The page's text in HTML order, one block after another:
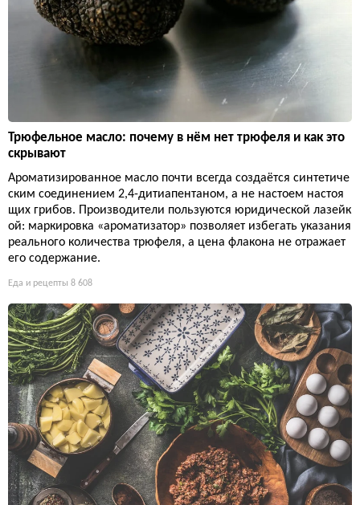
Трюфельное масло: почему в нём нет трюфеля и как это
скрывают
Ароматизированное масло почти всегда создаётся синтетиче
ским соединением 2,4-дитиапентаном, а не настоем настоя
щих грибов. Производители пользуются юридической лазейк
ой: маркировка «ароматизатор» позволяет избегать указания
реального количества трюфеля, а цена флакона не отражает
его содержание.
Еда и рецепты 8 608